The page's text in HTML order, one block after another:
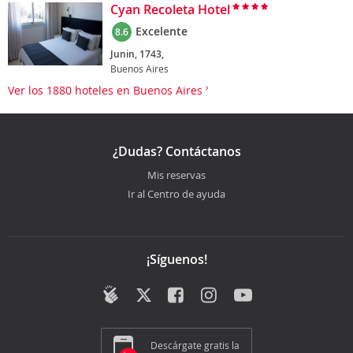
Cyan Recoleta Hotel
8.6 Excelente
Junin, 1743,
Buenos Aires
Ver los 1880 hoteles en Buenos Aires
¿Dudas? Contáctanos
Mis reservas
Ir al Centro de ayuda
¡Síguenos!
Descárgate gratis la